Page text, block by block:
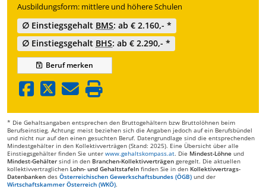
Ausbildungsform: mittlere und höhere Schulen
∅ Einstiegsgehalt BMS: ab € 2.160,- *
∅ Einstiegsgehalt BHS: ab € 2.290,- *
Berufmerken
* Die Gehaltsangaben entsprechen den Bruttogehältern bzw Bruttolöhnen beim
Berufseinstieg. Achtung: meist beziehen sich die Angaben jedoch auf ein Berufsbündel
und nicht nur auf den einen gesuchten Beruf. Datengrundlage sind die entsprechenden
Mindestgehälter in den Kollektivverträgen (Stand: 2025). Eine Übersicht über alle
Einstiegsgehälter finden Sie unter www.gehaltskompass.at. Die Mindest-Löhne und
Mindest-Gehälter sind in den Branchen-Kollektivverträgen geregelt. Die aktuellen
kollektivvertraglichen Lohn- und Gehaltstafeln finden Sie in den Kollektivvertrags-
Datenbanken des Österreichischen Gewerkschaftsbundes (ÖGB) und der
Wirtschaftskammer Österreich (WKÖ).